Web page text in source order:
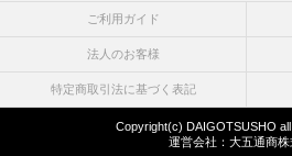
ご利用ガイド
法人のお客様
特定商取引法に基づく表記
Copyright(c) DAIGOTSUSHO
運営会社： 大五通商株